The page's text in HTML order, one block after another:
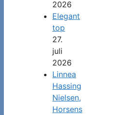
2026
Elegant
top
27.
juli
2026
Linnea
Hassing
Nielsen,
Horsens